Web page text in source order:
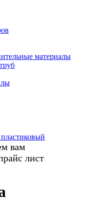
материалы
вам
лист